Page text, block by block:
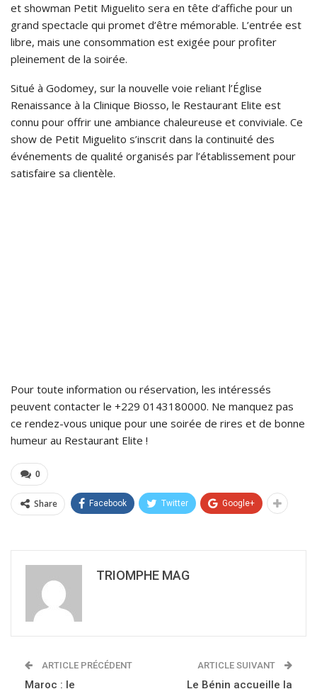
et showman Petit Miguelito sera en tête d’affiche pour un
grand spectacle qui promet d’être mémorable. L’entrée est
libre, mais une consommation est exigée pour profiter
pleinement de la soirée.
Situé à Godomey, sur la nouvelle voie reliant l’Église
Renaissance à la Clinique Biosso, le Restaurant Elite est
connu pour offrir une ambiance chaleureuse et conviviale. Ce
show de Petit Miguelito s’inscrit dans la continuité des
événements de qualité organisés par l’établissement pour
satisfaire sa clientèle.
Pour toute information ou réservation, les intéressés
peuvent contacter le +229 0143180000. Ne manquez pas
ce rendez-vous unique pour une soirée de rires et de bonne
humeur au Restaurant Elite !
0
Share Facebook Twitter Google+
TRIOMPHE MAG
ARTICLE PRÉCÉDENT
Maroc : le
ARTICLE SUIVANT
Le Bénin accueille la